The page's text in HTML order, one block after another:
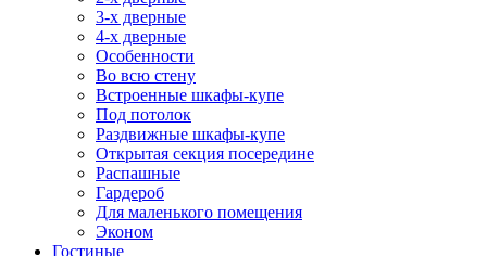
3-х дверные
4-х дверные
Особенности
Во всю стену
Встроенные шкафы-купе
Под потолок
Раздвижные шкафы-купе
Открытая секция посередине
Распашные
Гардероб
Для маленького помещения
Эконом
Гостиные